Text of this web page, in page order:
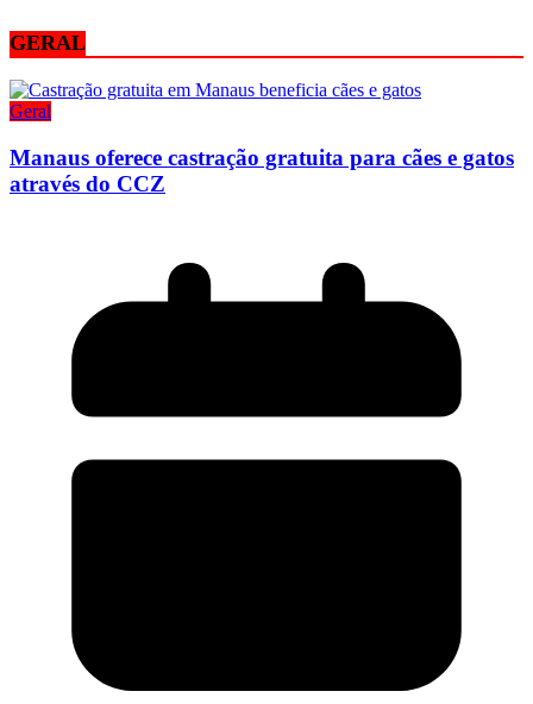
GERAL
Geral
Manaus oferece castração gratuita para cães e gatos
através do CCZ